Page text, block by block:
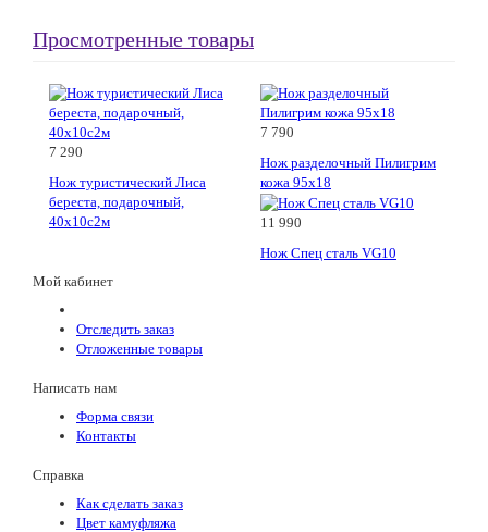
Просмотренные товары
7 290
Нож туристический Лиса
береста, подарочный,
40х10с2м
7 790
Нож разделочный Пилигрим
кожа 95х18
11 990
Нож Спец сталь VG10
Мой кабинет
Отследить заказ
Отложенные товары
Написать нам
Форма связи
Контакты
Справка
Как сделать заказ
Цвет камуфляжа